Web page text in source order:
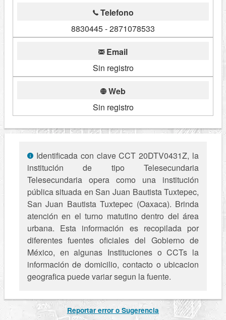
Telefono
8830445 - 2871078533
Email
Sin registro
Web
Sin registro
Identificada con clave CCT 20DTV0431Z, la
institución de tipo Telesecundaria
Telesecundaria opera como una institución
pública situada en San Juan Bautista Tuxtepec,
San Juan Bautista Tuxtepec (Oaxaca). Brinda
atención en el turno matutino dentro del área
urbana. Esta información es recopilada por
diferentes fuentes oficiales del Gobierno de
México, en algunas Instituciones o CCTs la
información de domicilio, contacto o ubicacion
geografica puede variar segun la fuente.
Reportar error o Sugerencia